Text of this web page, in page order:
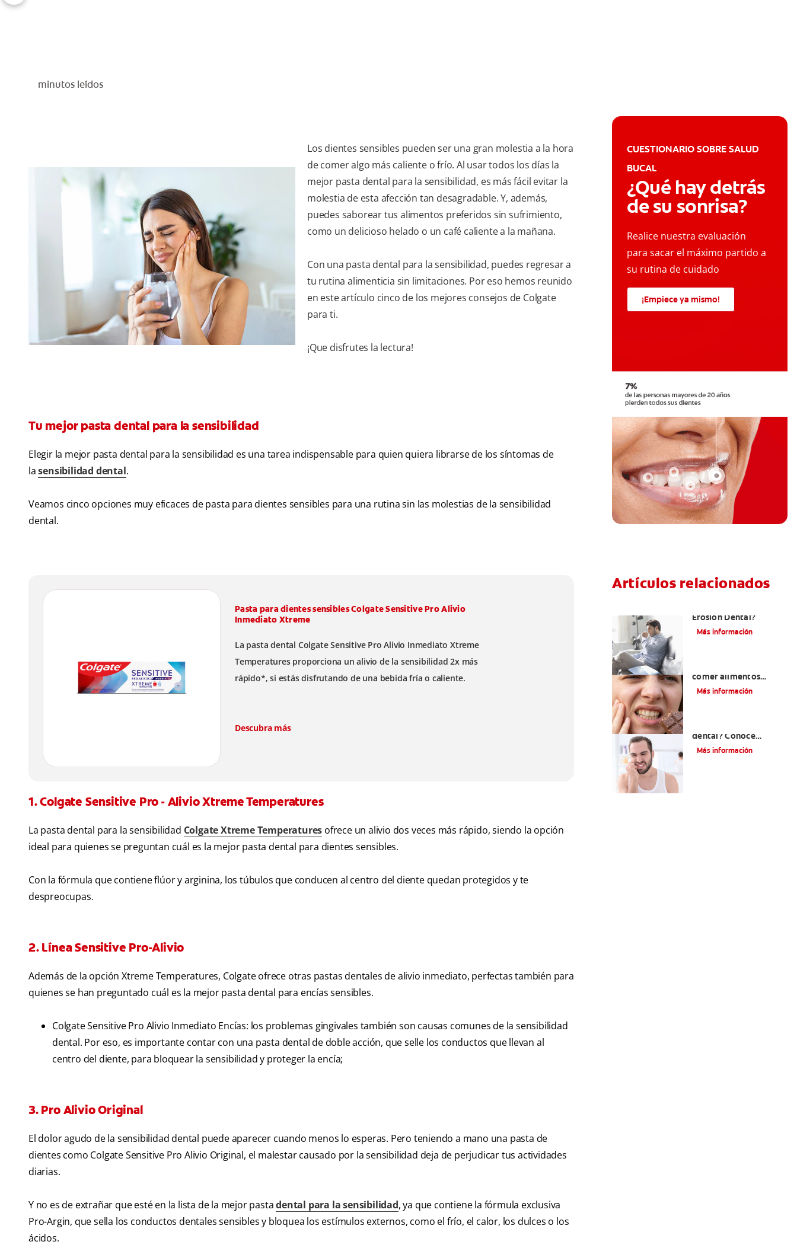
minutos leídos
Los dientes sensibles pueden ser una gran molestia a la hora
de comer algo más caliente o frío. Al usar todos los días la
mejor pasta dental para la sensibilidad, es más fácil evitar la
molestia de esta afección tan desagradable. Y, además,
puedes saborear tus alimentos preferidos sin sufrimiento,
como un delicioso helado o un café caliente a la mañana.
Con una pasta dental para la sensibilidad, puedes regresar a
tu rutina alimenticia sin limitaciones. Por eso hemos reunido
en este artículo cinco de los mejores consejos de Colgate
para ti.
¡Que disfrutes la lectura!
Tu mejor pasta dental para la sensibilidad
Elegir la mejor pasta dental para la sensibilidad es una tarea indispensable para quien quiera librarse de los síntomas de
lasensibilidad dental.
Veamos cinco opciones muy eficaces de pasta para dientes sensibles para una rutina sin las molestias de la sensibilidad
dental.
Pasta para dientes sensibles Colgate Sensitive Pro Alivio
Inmediato Xtreme
La pasta dental Colgate Sensitive Pro Alivio Inmediato Xtreme
Temperatures proporciona un alivio de la sensibilidad 2x más
rápido*, si estás disfrutando de una bebida fría o caliente.
Descubra más
1. Colgate Sensitive Pro - Alivio Xtreme Temperatures
La pasta dental para la sensibilidad Colgate Xtreme Temperatures ofrece un alivio dos veces más rápido, siendo la opción
ideal para quienes se preguntan cuál es la mejor pasta dental para dientes sensibles.
Con la fórmula que contiene flúor y arginina, los túbulos que conducen al centro del diente quedan protegidos y te
despreocupas.
2. Línea Sensitive Pro-Alivio
Además de la opción Xtreme Temperatures, Colgate ofrece otras pastas dentales de alivio inmediato, perfectas también para
quienes se han preguntado cuál es la mejor pasta dental para encías sensibles.
Colgate Sensitive Pro Alivio Inmediato Encías: los problemas gingivales también son causas comunes de la sensibilidad
dental. Por eso, es importante contar con una pasta dental de doble acción, que selle los conductos que llevan al
centro del diente, para bloquear la sensibilidad y proteger la encía;
3. Pro Alivio Original
El dolor agudo de la sensibilidad dental puede aparecer cuando menos lo esperas. Pero teniendo a mano una pasta de
dientes como Colgate Sensitive Pro Alivio Original, el malestar causado por la sensibilidad deja de perjudicar tus actividades
diarias.
Y no es de extrañar que esté en la lista de la mejor pastadental para la sensibilidad, ya que contiene la fórmula exclusiva
Pro-Argin, que sella los conductos dentales sensibles y bloquea los estímulos externos, como el frío, el calor, los dulces o los
ácidos.
CUESTIONARIO SOBRE SALUD
BUCAL
¿Qué hay detrás
de su sonrisa?
Realice nuestra evaluación
para sacar el máximo partido a
su rutina de cuidado
¡Empiece ya mismo!
Artículos relacionados
Erosión Dental?
Más información
comer alimentos
dulces: conoce las
Más información
dental? Conoce
algunas causas y cómo
Más información